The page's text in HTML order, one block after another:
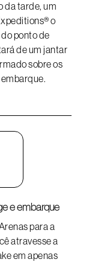
da tarde, um
o
ponto de
de um jantar
sobre os
e embarque
para a
atravesse a
em apenas